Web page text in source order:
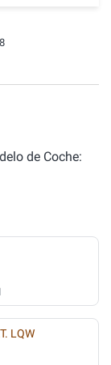
de Coche:
LQW